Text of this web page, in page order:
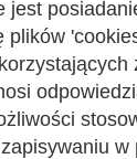
jest
plików